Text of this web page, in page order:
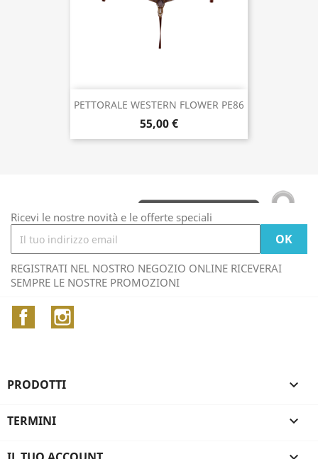
PETTORALE WESTERN FLOWER PE86
55,00 €
Ricevi le nostre novità e le offerte speciali
REGISTRATI NEL NOSTRO NEGOZIO ONLINE RICEVERAI
SEMPRE LE NOSTRE PROMOZIONI
Facebook
PRODOTTI 
TERMINI 